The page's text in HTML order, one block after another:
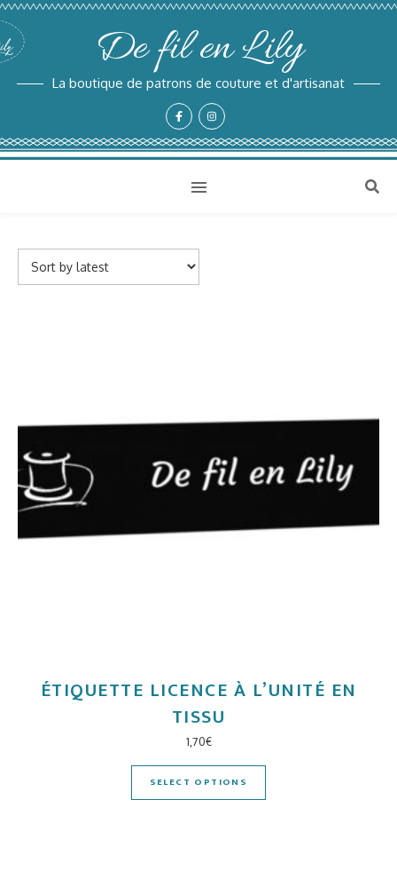
De fil en Lily
La boutique de patrons de couture et d'artisanat
ÉTIQUETTE LICENCE À L’UNITÉ EN
TISSU
1,70€
SELECT OPTIONS